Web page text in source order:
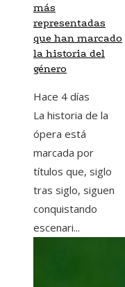
más
representadas
que han marcado
la historia del
género
Hace 4 días
La historia de la
ópera está
marcada por
títulos que, siglo
tras siglo, siguen
conquistando
escenari...